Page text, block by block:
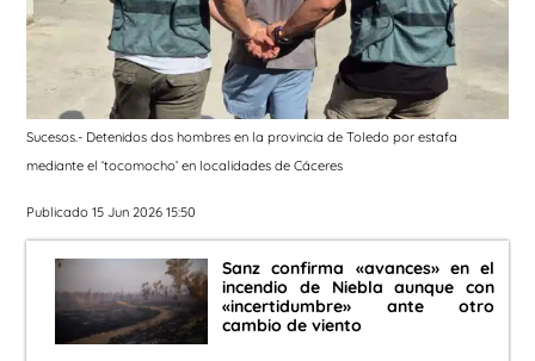
Sucesos.- Detenidos dos hombres en la provincia de Toledo por estafa
mediante el ‘tocomocho’ en localidades de Cáceres
Publicado 15 Jun 2026 15:50
Sanz confirma «avances» en el
incendio de Niebla aunque con
«incertidumbre» ante otro
cambio de viento